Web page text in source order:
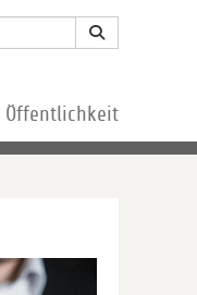
Öffentlichkeit